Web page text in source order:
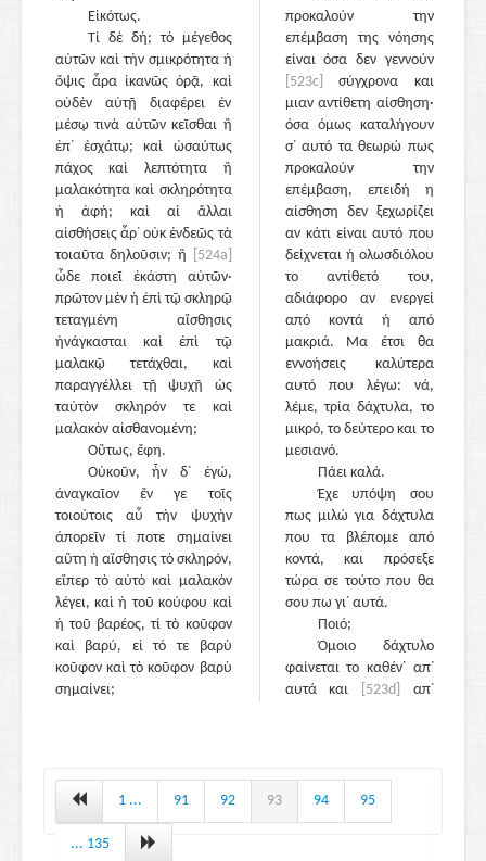
Εἰκότως.
Τί δὲ δή; τὸ μέγεθος
αὐτῶν καὶ τὴν σμικρότητα ἡ
ὄψις ἆρα ἱκανῶς ὁρᾷ, καὶ
οὐδὲν αὐτῇ διαφέρει ἐν
μέσῳ τινὰ αὐτῶν κεῖσθαι ἢ
ἐπ᾽ ἐσχάτῳ; καὶ ὡσαύτως
πάχος καὶ λεπτότητα ἢ
μαλακότητα καὶ σκληρότητα
ἡ ἁφή; καὶ αἱ ἄλλαι
αἰσθήσεις ἆρ᾽ οὐκ ἐνδεῶς τὰ
τοιαῦτα δηλοῦσιν; ἢ
[524a]
ὧδε ποιεῖ ἑκάστη αὐτῶν·
πρῶτον μὲν ἡ ἐπὶ τῷ σκληρῷ
τεταγμένη αἴσθησις
ἠνάγκασται καὶ ἐπὶ τῷ
μαλακῷ τετάχθαι, καὶ
παραγγέλλει τῇ ψυχῇ ὡς
ταὐτὸν σκληρόν τε καὶ
μαλακὸν αἰσθανομένη;
Οὕτως, ἔφη.
Οὐκοῦν, ἦν δ᾽ ἐγώ,
ἀναγκαῖον ἔν γε τοῖς
τοιούτοις αὖ τὴν ψυχὴν
ἀπορεῖν τί ποτε σημαίνει
αὕτη ἡ αἴσθησις τὸ σκληρόν,
εἴπερ τὸ αὐτὸ καὶ μαλακὸν
λέγει, καὶ ἡ τοῦ κούφου καὶ
ἡ τοῦ βαρέος, τί τὸ κοῦφον
καὶ βαρύ, εἰ τό τε βαρὺ
κοῦφον καὶ τὸ κοῦφον βαρὺ
σημαίνει;
προκαλούν την
επέμβαση της νόησης
είναι όσα δεν γεννούν
[523c]
σύγχρονα και
μιαν αντίθετη αίσθηση·
όσα όμως καταλήγουν
σ᾽ αυτό τα θεωρώ πως
προκαλούν την
επέμβαση, επειδή η
αίσθηση δεν ξεχωρίζει
αν κάτι είναι αυτό που
δείχνεται ή ολωσδιόλου
το αντίθετό του,
αδιάφορο αν ενεργεί
από κοντά ή από
μακριά. Μα έτσι θα
εννοήσεις καλύτερα
αυτό που λέγω: νά,
λέμε, τρία δάχτυλα, το
μικρό, το δεύτερο και το
μεσιανό.
Πάει καλά.
Έχε υπόψη σου
πως μιλώ για δάχτυλα
που τα βλέπομε από
κοντά, και πρόσεξε
τώρα σε τούτο που θα
σου πω γι᾽ αυτά.
Ποιό;
Όμοιο δάχτυλο
φαίνεται το καθέν᾽ απ᾽
αυτά και
[523d]
απ᾽
στην άκρη, αν είναι είτε
άσπρο είτε μαύρο, είτε
παχύ είτε λιγνό, είτε ό,τι
1 ... 91 92 93 94 95
... 135